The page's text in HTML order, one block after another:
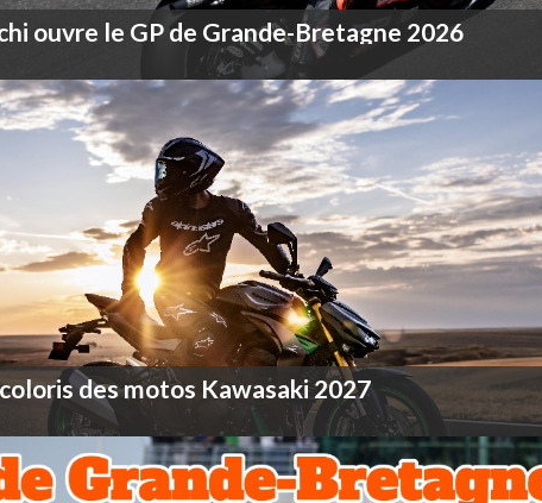
ouvre le GP de Grande-Bretagne 2026
coloris desmotos Kawasaki 2027